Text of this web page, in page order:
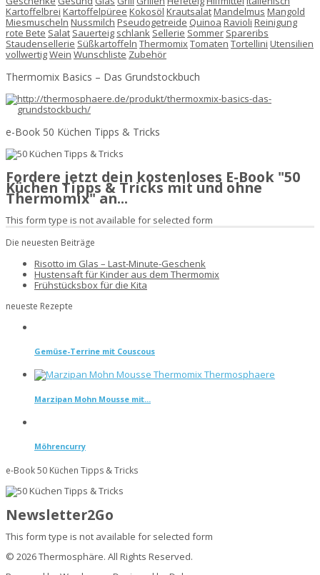
Kartoffelbrei Kartoffelpüree Kokosöl KrautsalatMandelmus Mangold
Miesmuscheln Nussmilch Pseudogetreide Quinoa Ravioli Reinigung
rote Bete Salat Sauerteig schlank Sellerie Sommer Spareribs
Staudensellerie Süßkartoffeln ThermomixTomaten Tortellini Utensilien
vollwertigWein Wunschliste Zubehör
Thermomix Basics – Das Grundstockbuch
e-Book 50 Küchen Tipps & Tricks
Fordere jetzt dein kostenloses E-Book "50
Küchen Tipps & Tricks mit und ohne
Thermomix" an...
This form type is not available for selected form
Die neuesten Beiträge
Risotto im Glas – Last-Minute-Geschenk
Hustensaft für Kinder aus dem Thermomix
Frühstücksbox für die Kita
neueste Rezepte
Gemüse-Terrine mit Couscous
Marzipan Mohn Mousse mit...
Möhrencurry
e-Book 50 Küchen Tipps & Tricks
Newsletter2Go
This form type is not available for selected form
© 2026 Thermosphäre. All Rights Reserved.